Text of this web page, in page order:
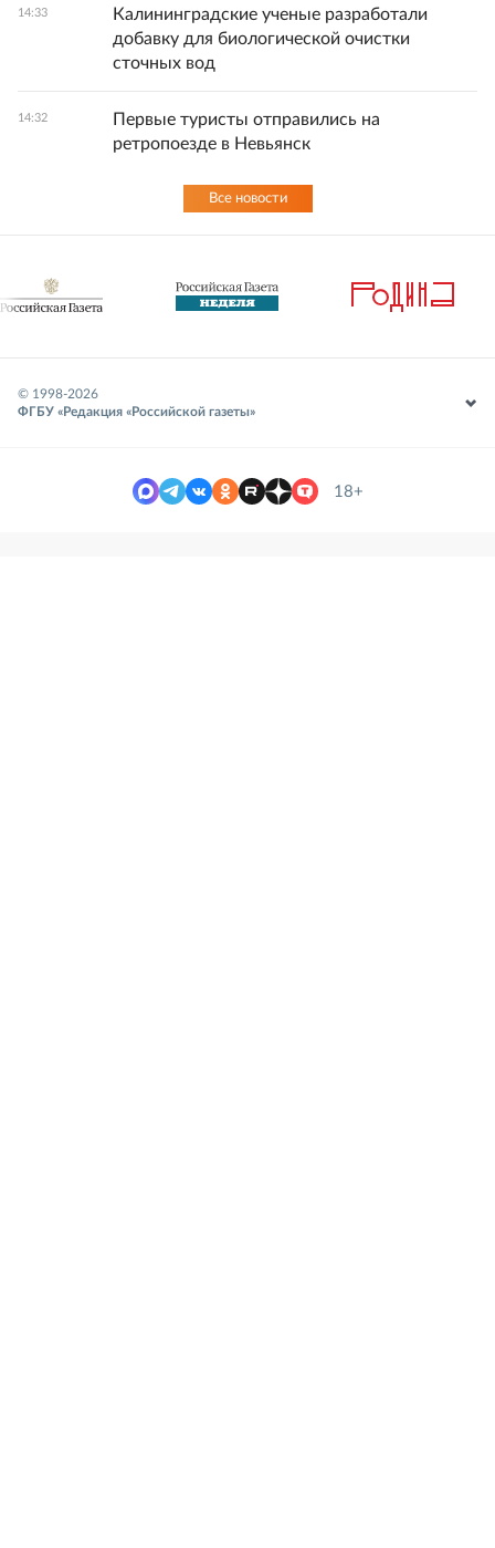
14:33
Калининградские ученые разработали
добавку для биологической очистки
сточных вод
14:32
Первые туристы отправились на
ретропоезде в Невьянск
Все новости
© 1998-2026
ФГБУ «Редакция «Российской газеты»
18+